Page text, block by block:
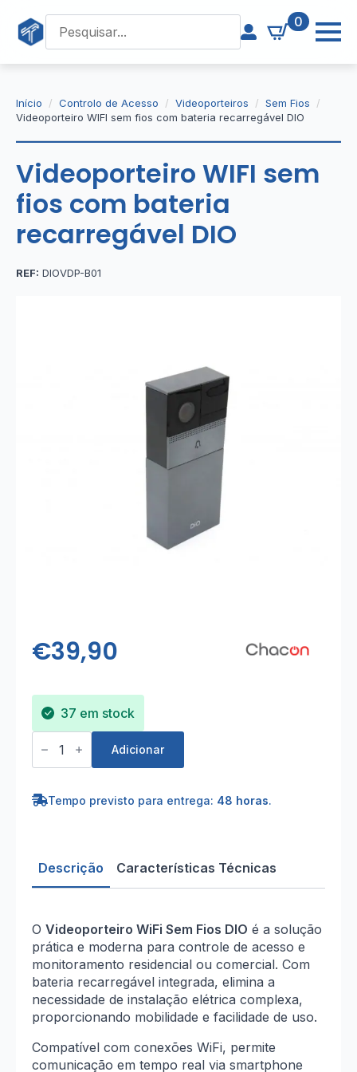
0
Início Controlo de Acesso Videoporteiros
Sem Fios
Videoporteiro WIFI sem fios com bateria recarregável DIO
Videoporteiro WIFI sem
fios com bateria
recarregável DIO
REF: DIOVDP-B01
€39,90
37 em stock
Quantidade
de
Videoporteiro
fios
Adicionar
Tempo previsto para entrega: 48 horas.
Descrição Características Técnicas
O Videoporteiro WiFi Sem Fios DIO é a solução
prática e moderna para controle de acesso e
monitoramento residencial ou comercial. Com
bateria recarregável integrada, elimina a
necessidade de instalação elétrica complexa,
proporcionando mobilidade e facilidade de uso.
Compatível com conexões WiFi, permite
comunicação em tempo real via smartphone